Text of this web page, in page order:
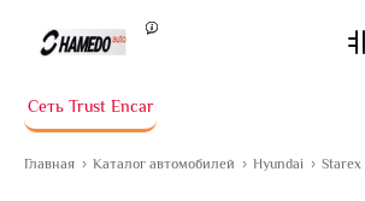
Сеть Trust Encar
Главная Каталог автомобилей Hyundai Starex